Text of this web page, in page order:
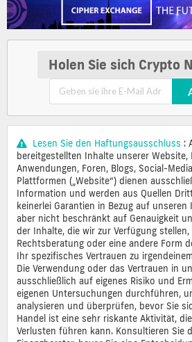
Holen Sie sich Crypto
Lesen Sie den Haftungsausschluss :
bereitgestellten Inhalte unserer Website,
Anwendungen, Foren, Blogs, Social-
Plattformen („Website“) dienen
Information und werden aus Quellen
keinerlei Garantien in Bezug auf
aber nicht beschränkt auf Genauigkeit
der Inhalte, die wir zur Verfügung
Rechtsberatung oder eine andere Form
Ihr spezifisches Vertrauen zu
Die Verwendung oder das Vertrauen in
ausschließlich auf eigenes Risiko und
eigenen Untersuchungen durchführen,
analysieren und überprüfen, bevor Sie
Handel ist eine sehr riskante Aktivität,
Verlusten führen kann. Konsultieren Sie